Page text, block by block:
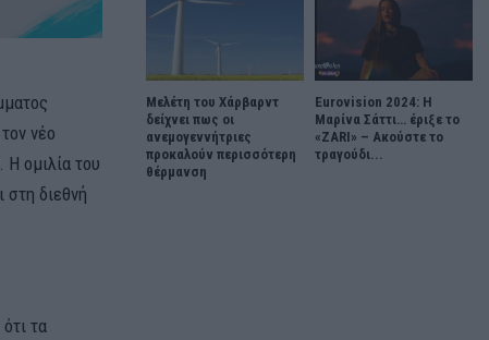
νέο
Η ομιλία του
στη διεθνή
τα
Μελέτη του Χάρβαρντ
δείχνει πως οι
ανεμογεννήτριες
προκαλούν περισσότερη
θέρμανση
Eurovision 2024: Η
Μαρίνα Σάττι… έριξε το
«ZARI» – Ακούστε το
τραγούδι...